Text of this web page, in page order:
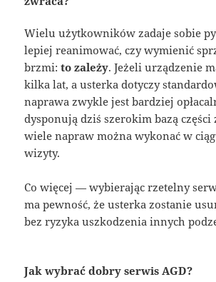
Wielu użytkowników zadaje sobie
lepiej reanimować, czy wymienić
brzmi:to zależy. Jeżeli urządzenie
kilka lat, a usterka dotyczy
naprawa zwykle jest bardziej
dysponują dziś szerokim bazą części
wiele napraw można wykonać w
wizyty.
Co więcej — wybierając rzetelny
ma pewność, że usterka zostanie
bez ryzyka uszkodzenia innych
Jak wybrać dobry serwis AGD?